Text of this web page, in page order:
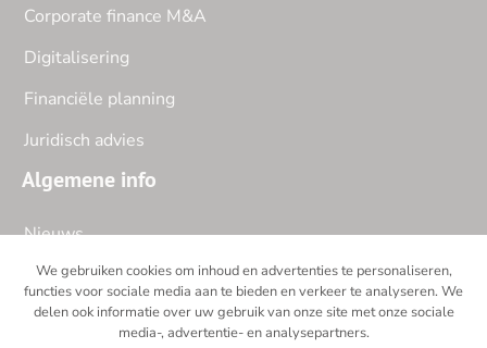
Corporate finance M&A
Digitalisering
Financiële planning
Juridisch advies
Algemene info
Nieuws
Over ons
Jobs
We gebruiken cookies om inhoud en advertenties te personaliseren,
functies voor sociale media aan te bieden en verkeer te analyseren. We
delen ook informatie over uw gebruik van onze site met onze sociale
media-, advertentie- en analysepartners.